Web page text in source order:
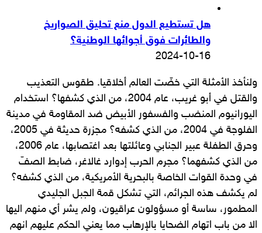
هل تستطيع الدول منع تحليق الصواريخ
والطائرات فوق أجوائها الوطنية؟
2024-10-16
ولنأخذ الأمثلة التي خضّت العالم أخلاقيا. طقوس التعذيب
والقتل في أبو غريب، عام 2004، من الذي كشفها؟ استخدام
اليورانيوم المنضب والفسفور الأبيض ضد المقاومة في مدينة
الفلوجة في 2004، من الذي كشفه؟ مجزرة حديثة في 2005،
وحرق الطفلة عبير الجنابي وعائلتها بعد اغتصابها، عام 2006،
من الذي كشفهما؟ مجرم الحرب إدوارد غالاغر، ضابط الصفّ
في وحدة القوات الخاصة بالبحرية الأمريكية، من الذي كشفه؟
لم يكشف هذه الجرائم، التي تشكل قمة الجبل الجليدي
المطمور، ساسة أو مسؤولون عراقيون، ولم يشر أي منهم اليها
الا من باب اتهام الضحايا بالإرهاب مما يعني الحكم عليهم انهم